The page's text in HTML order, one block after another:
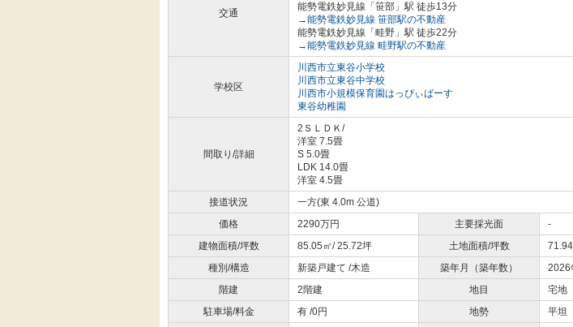
交通
能勢電鉄妙見線「笹部」駅 徒歩13分
→能勢電鉄妙見線 笹部駅の不動産
能勢電鉄妙見線「畦野」駅 徒歩22分
→能勢電鉄妙見線 畦野駅の不動産
学校区
川西市立東谷小学校
川西市立東谷中学校
川西市小規模保育園はっぴぃばーす
東谷幼稚園
間取り/詳細
2ＳＬＤＫ/
洋室 7.5畳
S 5.0畳
LDK 14.0畳
洋室 4.5畳
接道状況
一方(東 4.0m 公道)
価格
2290万円 主要採光面
-
建物面積/坪数
85.05㎡/ 25.72坪 土地面積/坪数
種別/構造
新築戸建て /木造 築年月（築年数）
2026
階建
2階建 地目
宅地
駐車場/料金
有 /0円 地勢
平坦